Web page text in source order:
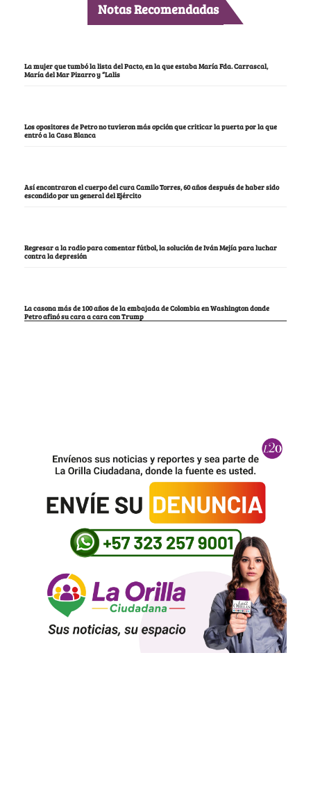
Notas Recomendadas
La mujer que tumbó la lista del Pacto, en la que estaba María Fda. Carrascal,
María del Mar Pizarro y “Lalis
Los opositores de Petro no tuvieron más opción que criticar la puerta por la que
entró a la Casa Blanca
Así encontraron el cuerpo del cura Camilo Torres, 60 años después de haber sido
escondido por un general del Ejército
Regresar a la radio para comentar fútbol, la solución de Iván Mejía para luchar
contra la depresión
La casona más de 100 años de la embajada de Colombia en Washington donde
Petro afinó su cara a cara con Trump